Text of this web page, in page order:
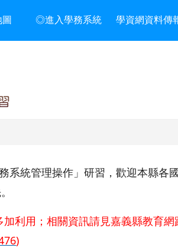
◎進入學務系統 學資網資料傳
系統管理操作」研習，歡迎本縣各
利用；相關資訊請見嘉義縣教育網
)